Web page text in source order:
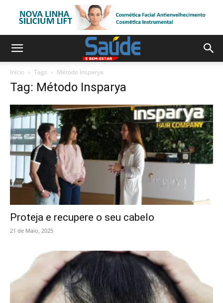
Início Tags Método Insparya
Tag: Método Insparya
Proteja e recupere o seu cabelo
21 de Maio, 2025